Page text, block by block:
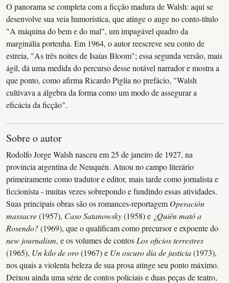
O panorama se completa com a ficção madura de Walsh: aqui se
desenvolve sua veia humorística, que atinge o auge no conto-título
"A máquina do bem e do mal", um impagável quadro da
marginália portenha. Em 1964, o autor reescreve seu conto de
estreia, "As três noites de Isaías Bloom"; essa segunda versão, mais
ágil, dá uma medida do percurso desse notável narrador e mostra a
que ponto, como afirma Ricardo Piglia no prefácio, "Walsh
cultivava a álgebra da forma como um modo de assegurar a
eficácia da ficção".
Sobre o autor
Rodolfo Jorge Walsh nasceu em 25 de janeiro de 1927, na
província argentina de Neuquén. Atuou no campo literário
primeiramente como tradutor e editor, mais tarde como jornalista e
ficcionista - muitas vezes sobrepondo e fundindo essas atividades.
Suas principais obras são os romances-reportagem Operación
massacre(1957), Caso Satanowsky(1958) e ¿Quién mató a
Rosendo?(1969), que o qualificam como precursor e expoente do
new journalism, e os volumes de contos Los oficios terrestres
(1965), Un kilo de oro(1967) e Un oscuro día de justicia(1973),
nos quais a violenta beleza de sua prosa atinge seu ponto máximo.
Deixou ainda uma série de contos policiais e duas peças de teatro,